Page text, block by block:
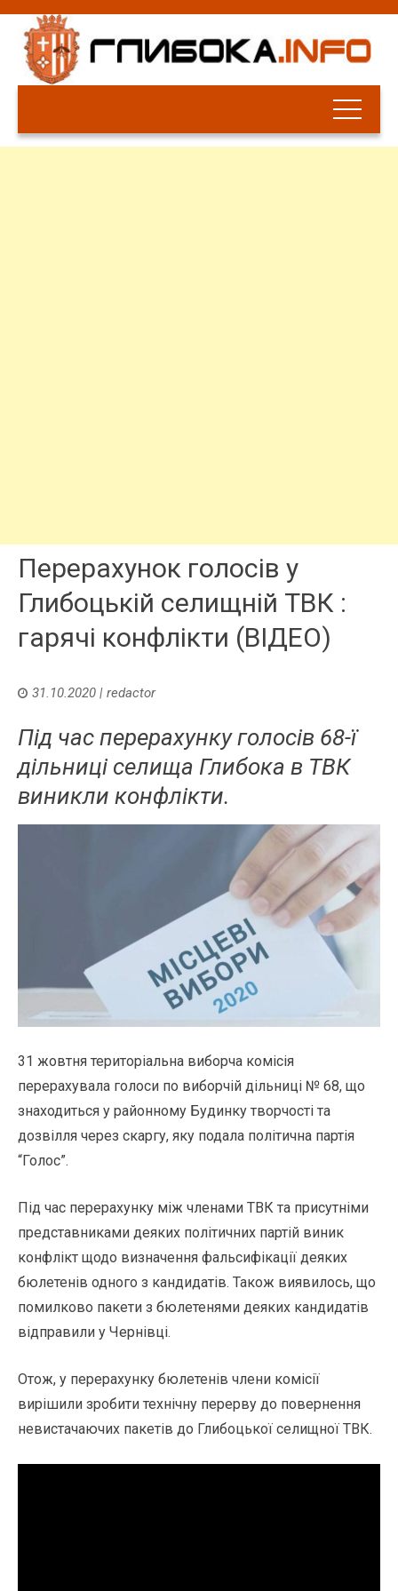
Перерахунок голосів у
Глибоцькій селищній ТВК :
гарячі конфлікти (ВІДЕО)
31.10.2020 | redactor
Під час перерахунку голосів 68-ї
дільниці селища Глибока в ТВК
виникли конфлікти.
31 жовтня територіальна виборча комісія
перерахувала голоси по виборчій дільниці № 68, що
знаходиться у районному Будинку творчості та
дозвілля через скаргу, яку подала політична партія
“Голос”.
Під час перерахунку між членами ТВК та присутніми
представниками деяких політичних партій виник
конфлікт щодо визначення фальсифікації деяких
бюлетенів одного з кандидатів. Також виявилось, що
помилково пакети з бюлетенями деяких кандидатів
відправили у Чернівці.
Отож, у перерахунку бюлетенів члени комісії
вирішили зробити технічну перерву до повернення
невистачаючих пакетів до Глибоцької селищної ТВК.